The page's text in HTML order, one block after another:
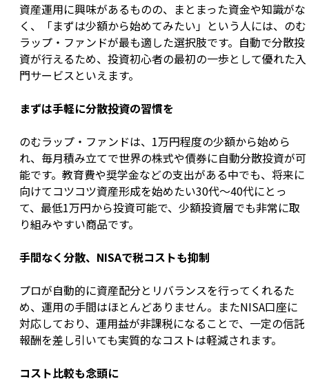
資産運用に興味があるものの、まとまった資金や知識がな
く、「まずは少額から始めてみたい」という人には、のむ
ラップ・ファンドが最も適した選択肢です。自動で分散投
資が行えるため、投資初心者の最初の一歩として優れた入
門サービスといえます。
まずは手軽に分散投資の習慣を
のむラップ・ファンドは、1万円程度の少額から始めら
れ、毎月積み立てで世界の株式や債券に自動分散投資が可
能です。教育費や奨学金などの支出がある中でも、将来に
向けてコツコツ資産形成を始めたい30代〜40代にとっ
て、最低1万円から投資可能で、少額投資層でも非常に取
り組みやすい商品です。
手間なく分散、NISAで税コストも抑制
プロが自動的に資産配分とリバランスを行ってくれるた
め、運用の手間はほとんどありません。またNISA口座に
対応しており、運用益が非課税になることで、一定の信託
報酬を差し引いても実質的なコストは軽減されます。
コスト比較も念頭に